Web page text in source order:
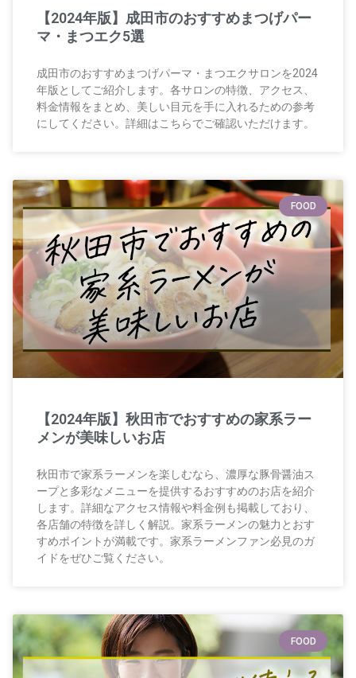
【2024年版】成田市のおすすめまつげパー
マ・まつエク5選
成田市のおすすめまつげパーマ・まつエクサロンを2024
年版としてご紹介します。各サロンの特徴、アクセス、
料金情報をまとめ、美しい目元を手に入れるための参考
にしてください。詳細はこちらでご確認いただけます。
FOOD
【2024年版】秋田市でおすすめの家系ラー
メンが美味しいお店
秋田市で家系ラーメンを楽しむなら、濃厚な豚骨醤油ス
ープと多彩なメニューを提供するおすすめのお店を紹介
します。詳細なアクセス情報や料金例も掲載しており、
各店舗の特徴を詳しく解説。家系ラーメンの魅力とおす
すめポイントが満載です。家系ラーメンファン必見のガ
イドをぜひご覧ください。
FOOD